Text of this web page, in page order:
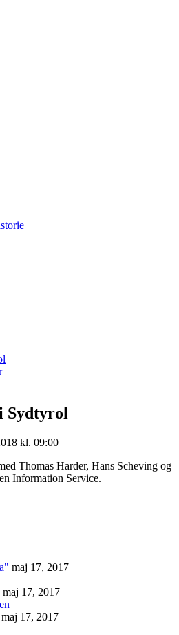
Sydtyrol
kl. 09:00
Thomas Harder, Hans Scheving og
Information Service.
maj 17, 2017
maj 17, 2017
maj 17, 2017